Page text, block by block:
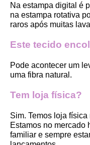
Na estampa digital é
na estampa rotativa
raros após muitas
Este tecido
Pode acontecer um
uma fibra natural.
Tem loja física?
Sim. Temos loja
Estamos no mercado
familiar e sempre